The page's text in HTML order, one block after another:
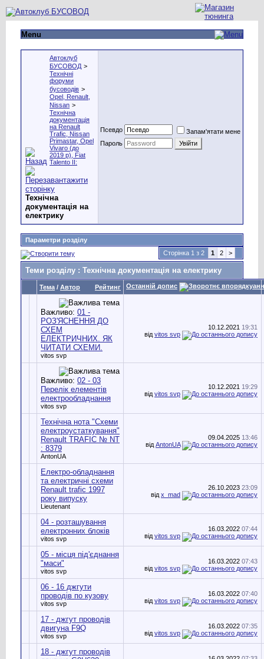
Menu
Автоклуб
БУСОВОД >
Технічні
форуми
бусоводів >
Opel, Renault,
Nissan >
Технічна
документація
на Renault
Trafic, Nissan
Primastar, Оpel
Vivaro (до
2019 р), Fiat
Talento II:
Технічна
документація на
електрику
Псевдо
Запам'ятати мене
Пароль
Параметри розділу
Сторінка 1 з 2
1 2 >
Теми розділу : Технічна документація на електрику
Рейтинг
Тема / Автор Останній допис
Важливо: 01 -
РОЗ'ЯСНЕННЯ ДО
СХЕМ
ЕЛЕКТРИЧНИХ. ЯК
ЧИТАТИ СХЕМИ.
vitos svp
10.12.2021 19:31
від vitos svp
Важливо: 02 - 03
Перелік елементів
електрообладнання
vitos svp
10.12.2021 19:29
від vitos svp
Технічна нота "Схеми
електроустаткування"
Renault TRAFIC № NT
: 8379
AntonUA
09.04.2025 13:46
від AntonUA
Електро-обладнання
та електричні схеми
Renault trafic 1997
року випуску
Lieutenant
26.10.2023 23:09
від x_mad
04 - розташування
електронних блоків
vitos svp
16.03.2022 07:44
від vitos svp
05 - місця під'єднання
"маси"
vitos svp
16.03.2022 07:43
від vitos svp
06 - 16 джгути
проводів по кузову
vitos svp
16.03.2022 07:40
від vitos svp
17 - джгут проводів
двигуна F9Q
vitos svp
16.03.2022 07:35
від vitos svp
18 - джгут проводів